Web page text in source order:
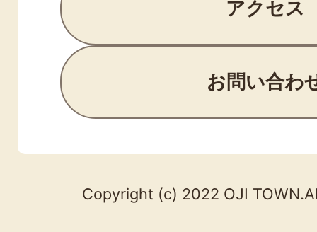
アクセス
お問い合わ
Copyright (c) 2022 OJI